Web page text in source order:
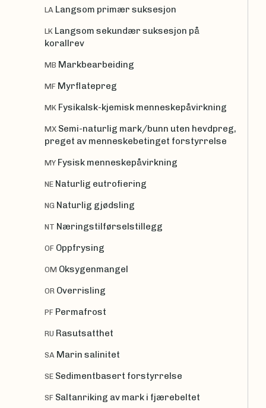
LA Langsom primær suksesjon
LK Langsom sekundær suksesjon på
korallrev
MB Markbearbeiding
MF Myrflatepreg
MK Fysikalsk-kjemisk menneskepåvirkning
MX Semi-naturlig mark/bunn uten hevdpreg,
preget av menneskebetinget forstyrrelse
MY Fysisk menneskepåvirkning
NE Naturlig eutrofiering
NG Naturlig gjødsling
NT Næringstilførselstillegg
OF Oppfrysing
OM Oksygenmangel
OR Overrisling
PF Permafrost
RU Rasutsatthet
SA Marin salinitet
SE Sedimentbasert forstyrrelse
SF Saltanriking av mark i fjærebeltet